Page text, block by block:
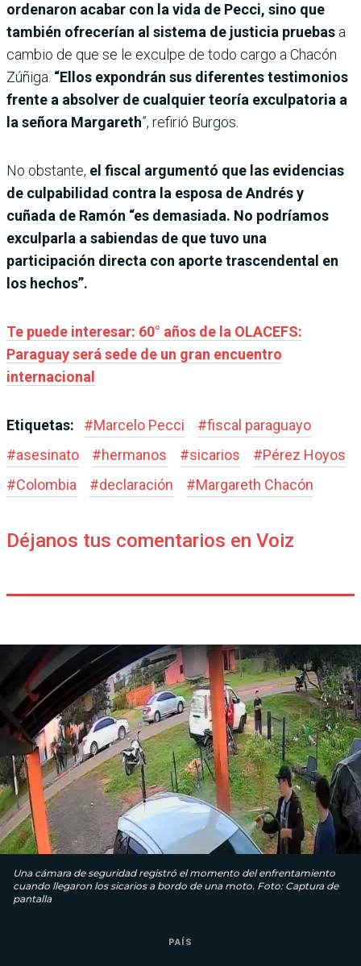
ordenaron acabar con la vida de Pecci, sino que
también ofrecerían al sistema de justicia pruebas a
cambio de que se le exculpe de todo cargo a Chacón
Zúñiga. “Ellos expondrán sus diferentes testimonios
frente a absolver de cualquier teoría exculpatoria a
la señora Margareth”, refirió Burgos.
No obstante, el fiscal argumentó que las evidencias
de culpabilidad contra la esposa de Andrés y
cuñada de Ramón “es demasiada. No podríamos
exculparla a sabiendas de que tuvo una
participación directa con aporte trascendental en
los hechos”.
Te puede interesar: 60° años de la OLACEFS:
Paraguay será sede de un gran encuentro
internacional
Etiquetas: #Marcelo Pecci #fiscal paraguayo
#asesinato #hermanos #sicarios #Pérez Hoyos
#Colombia #declaración #Margareth Chacón
Déjanos tus comentarios en Voiz
Una cámara de seguridad registró el momento del enfrentamiento
cuando llegaron los sicarios a bordo de una moto. Foto: Captura de
pantalla
PAÍS